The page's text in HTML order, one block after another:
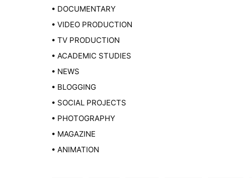
• DOCUMENTARY
• VIDEO PRODUCTION
• TV PRODUCTION
• ACADEMIC STUDIES
• NEWS
• BLOGGING
• SOCIAL PROJECTS
• PHOTOGRAPHY
• MAGAZINE
• ANIMATION